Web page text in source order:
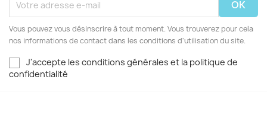
Vous pouvez vous désinscrire à tout moment. Vous trouverez pour cela
nos informations de contact dans les conditions d'utilisation du site.
J'accepte les conditions générales et la politique de
confidentialité